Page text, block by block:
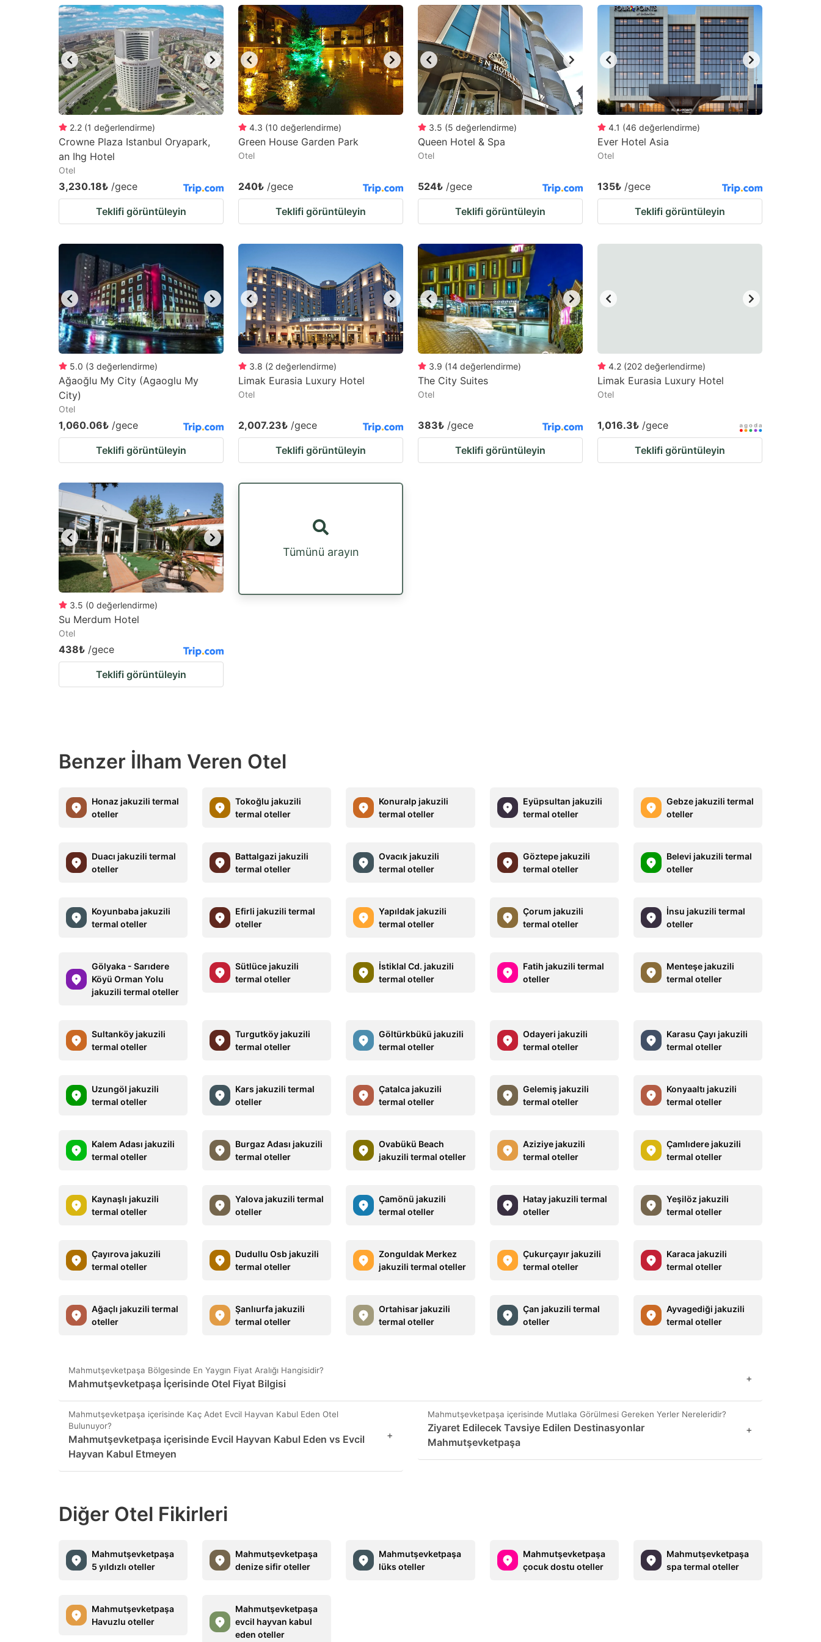
question
mark
key
to
get
the
keyboard
shortcuts
for
changing
dates.
question
mark
key
to
get
the
keyboard
shortcuts
changing
dates.
2.2 (1 değerlendirme)
Crowne Plaza Istanbul Oryapark,
an Ihg Hotel
Otel
3,230.18₺ /gece
Teklifi görüntüleyin
4.3 (10 değerlendirme)
Green House Garden Park
Otel
240₺ /gece
Teklifi görüntüleyin
3.5 (5 değerlendirme)
Queen Hotel & Spa
Otel
524₺ /gece
Teklifi görüntüleyin
4.1 (46 değerlendirme)
Ever Hotel Asia
Otel
135₺ /gece
Teklifi görüntüleyin
5.0 (3 değerlendirme)
Ağaoğlu My City (Agaoglu My
City)
Otel
1,060.06₺ /gece
Teklifi görüntüleyin
3.8 (2 değerlendirme)
Limak Eurasia Luxury Hotel
Otel
2,007.23₺ /gece
Teklifi görüntüleyin
3.9 (14 değerlendirme)
The City Suites
Otel
383₺ /gece
Teklifi görüntüleyin
4.2 (202 değerlendirme)
Limak Eurasia Luxury Hotel
Otel
1,016.3₺ /gece
Teklifi görüntüleyin
3.5 (0 değerlendirme)
Su Merdum Hotel
Otel
438₺ /gece
Teklifi görüntüleyin
Tümünü arayın
Benzer İlham Veren Otel
Honaz jakuzili termal
oteller
Tokoğlu jakuzili
termal oteller
Konuralp jakuzili
termal oteller
Eyüpsultan jakuzili
termal oteller
Gebze jakuzili termal
oteller
Duacı jakuzili termal
oteller
Battalgazi jakuzili
termal oteller
Ovacık jakuzili
termal oteller
Göztepe jakuzili
termal oteller
Belevi jakuzili termal
oteller
Koyunbaba jakuzili
termal oteller
Efirli jakuzili termal
oteller
Yapıldak jakuzili
termal oteller
Çorum jakuzili
termal oteller
İnsu jakuzili termal
oteller
Gölyaka - Sarıdere
Köyü Orman Yolu
jakuzili termal oteller
Sütlüce jakuzili
termal oteller
İstiklal Cd. jakuzili
termal oteller
Fatih jakuzili termal
oteller
Menteşe jakuzili
termal oteller
Sultanköy jakuzili
termal oteller
Turgutköy jakuzili
termal oteller
Göltürkbükü jakuzili
termal oteller
Odayeri jakuzili
termal oteller
Karasu Çayı jakuzili
termal oteller
Uzungöl jakuzili
termal oteller
Kars jakuzili termal
oteller
Çatalca jakuzili
termal oteller
Gelemiş jakuzili
termal oteller
Konyaaltı jakuzili
termal oteller
Kalem Adası jakuzili
termal oteller
Burgaz Adası jakuzili
termal oteller
Ovabükü Beach
jakuzili termal oteller
Aziziye jakuzili
termal oteller
Çamlıdere jakuzili
termal oteller
Kaynaşlı jakuzili
termal oteller
Yalova jakuzili termal
oteller
Çamönü jakuzili
termal oteller
Hatay jakuzili termal
oteller
Yeşilöz jakuzili
termal oteller
Çayırova jakuzili
termal oteller
Dudullu Osb jakuzili
termal oteller
Zonguldak Merkez
jakuzili termal oteller
Çukurçayır jakuzili
termal oteller
Karaca jakuzili
termal oteller
Ağaçlı jakuzili termal
oteller
Şanlıurfa jakuzili
termal oteller
Ortahisar jakuzili
termal oteller
Çan jakuzili termal
oteller
Ayvagediği jakuzili
termal oteller
Mahmutşevketpaşa Bölgesinde En Yaygın Fiyat Aralığı Hangisidir?
Mahmutşevketpaşa İçerisinde Otel Fiyat Bilgisi +
Mahmutşevketpaşa içerisinde Kaç Adet Evcil Hayvan Kabul Eden Otel
Bulunuyor?
Mahmutşevketpaşa içerisinde Evcil Hayvan Kabul Eden vs Evcil
Hayvan Kabul Etmeyen
+
Mahmutşevketpaşa içerisinde Mutlaka Görülmesi Gereken Yerler Nereleridir?
Ziyaret Edilecek Tavsiye Edilen Destinasyonlar
Mahmutşevketpaşa
+
Diğer Otel Fikirleri
Mahmutşevketpaşa
5 yıldızlı oteller
Mahmutşevketpaşa
denize sifir oteller
Mahmutşevketpaşa
lüks oteller
Mahmutşevketpaşa
çocuk dostu oteller
Mahmutşevketpaşa
spa termal oteller
Mahmutşevketpaşa
Havuzlu oteller
Mahmutşevketpaşa
evcil hayvan kabul
eden oteller